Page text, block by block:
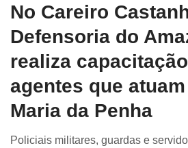
No Careiro
Defensoria do
realiza
agentes que
Maria da Penha
Policiais militares, guardas e